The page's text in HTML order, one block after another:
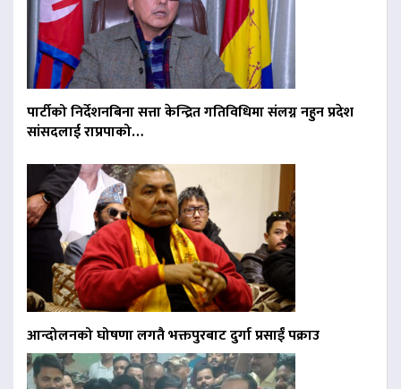
पार्टीको निर्देशनबिना सत्ता केन्द्रित गतिविधिमा संलग्न नहुन प्रदेश
सांसदलाई राप्रपाको…
आन्दोलनको घोषणा लगतै भक्तपुरबाट दुर्गा प्रसाईं पक्राउ